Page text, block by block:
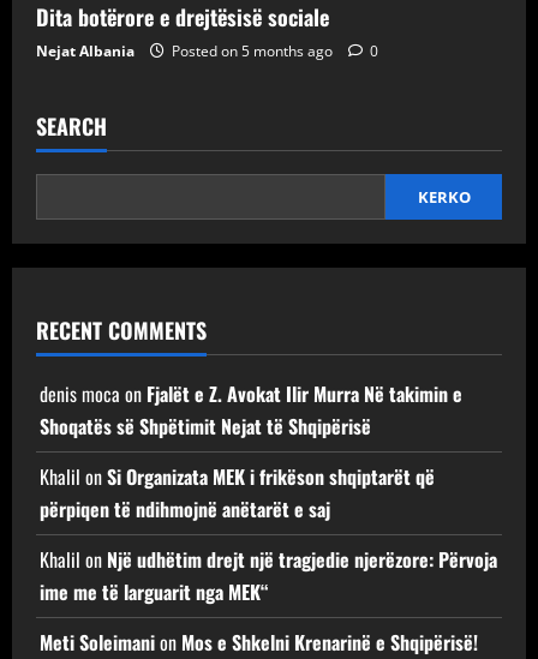
Dita botërore e drejtësisë sociale
Nejat Albania Posted on 5 months ago 0
SEARCH
KERKO
RECENT COMMENTS
denis moca on Fjalët e Z. Avokat Ilir Murra Në takimin e
Shoqatës së Shpëtimit Nejat të Shqipërisë
Khalil onSi Organizata MEK i frikëson shqiptarët që
përpiqen të ndihmojnë anëtarët e saj
Khalil on Një udhëtim drejt një tragjedie njerëzore: Përvoja
ime me të larguarit nga MEK“
Meti Soleimanion Mos e Shkelni Krenarinë e Shqipërisë!